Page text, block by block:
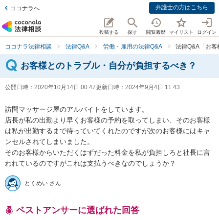
ココナラへ 弁護士の方はこちら
投稿する 探す 閲覧履歴 マイリスト ログイン
ココナラ法律相談 法律Q&A 労働・雇用の法律Q&A 法律Q&A「お
お客様とのトラブル・自分が負担するべき？
公開日時： 2020年10月14日 00:47更新日時： 2024年9月4日 11:43
訪問マッサージ屋のアルバイトをしています。
店長が私の出勤より早くお客様の予約を取ってしまい、そのお客様
は私が出勤するまで待っていてくれたのですが次のお客様にはキャ
ンセルされてしまいました。
そのお客様からいただくはずだった料金を私が負担しろと社長に言
われているのですがこれは支払うべきなのでしょうか？
とくめい さん
ベストアンサーに選ばれた回答